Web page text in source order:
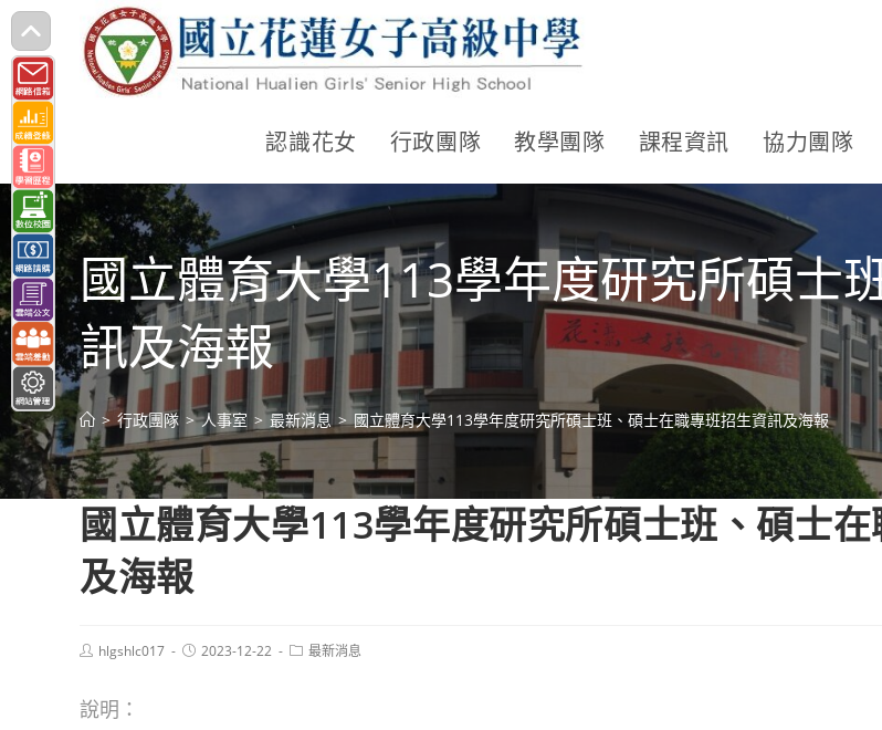
跳
轉
至
主
要
內
容
認識花女 行政團隊 教學團隊 課程資訊 協力團隊
國立體育大學113學年度研究所碩士
訊及海報
> 行政團隊 > 人事室 > 最新消息 > 國立體育大學113學年度研究所碩士班、碩士在職專班招生資訊及海報
國立體育大學113學年度研究所碩士班、碩士
及海報
Posthlgshlc017
Post2023-12-22
Post最新消息
說明：